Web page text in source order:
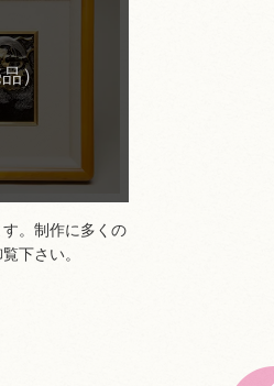
）
。制作に多くの
下さい。